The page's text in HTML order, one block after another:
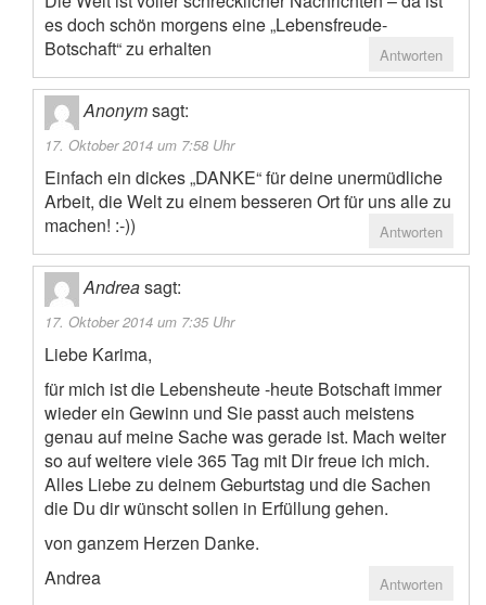
es doch schön morgens eine „Lebensfreude-
Botschaft“ zu erhalten
Antworten
Anonymsagt:
17. Oktober 2014 um 7:58 Uhr
Einfach ein dickes „DANKE“ für deine unermüdliche
Arbeit, die Welt zu einem besseren Ort für uns alle zu
machen! :-))
Antworten
Andreasagt:
17. Oktober 2014 um 7:35 Uhr
Liebe Karima,
für mich ist die Lebensheute -heute Botschaft immer
wieder ein Gewinn und Sie passt auch meistens
genau auf meine Sache was gerade ist. Mach weiter
so auf weitere viele 365 Tag mit Dir freue ich mich.
Alles Liebe zu deinem Geburtstag und die Sachen
die Du dir wünscht sollen in Erfüllung gehen.
von ganzem Herzen Danke.
Andrea
Antworten